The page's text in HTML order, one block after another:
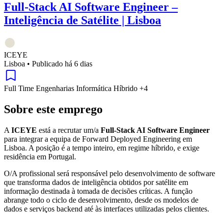
Full-Stack AI Software Engineer –
Inteligência de Satélite | Lisboa
ICEYE
Lisboa • Publicado há 6 dias
Full Time Engenharias Informática Híbrido +4
Sobre este emprego
A ICEYE está a recrutar um/a Full-Stack AI Software Engineer
para integrar a equipa de Forward Deployed Engineering em
Lisboa. A posição é a tempo inteiro, em regime híbrido, e exige
residência em Portugal.
O/A profissional será responsável pelo desenvolvimento de software
que transforma dados de inteligência obtidos por satélite em
informação destinada à tomada de decisões críticas. A função
abrange todo o ciclo de desenvolvimento, desde os modelos de
dados e serviços backend até às interfaces utilizadas pelos clientes.